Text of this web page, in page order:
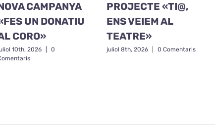
CAMPANYA
UN DONATIU
CORO»
10th, 2026
0
PROJECTE «TI@,
ENS VEIEM AL
TEATRE»
juliol 8th, 2026 0 Comentaris